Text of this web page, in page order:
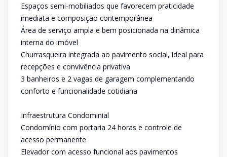
Espaços semi-mobiliados que favorecem praticidade
imediata e composição contemporânea
Área de serviço ampla e bem posicionada na dinâmica
interna do imóvel
Churrasqueira integrada ao pavimento social, ideal para
recepções e convivência privativa
3 banheiros e 2 vagas de garagem complementando
conforto e funcionalidade cotidiana
Infraestrutura Condominial
Condomínio com portaria 24 horas e controle de
acesso permanente
Elevador com acesso funcional aos pavimentos